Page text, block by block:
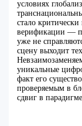
условиях
стало
верификации —
уже не
сцену выходит
уникальные
факт его
проверяемым в
сдвиг в